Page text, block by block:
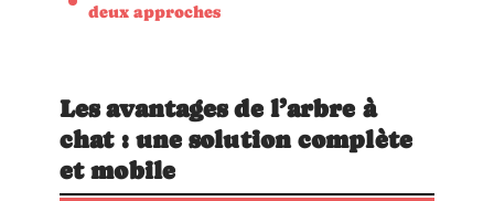
deux approches
Les avantages de l’arbre à
chat : une solution complète
et mobile